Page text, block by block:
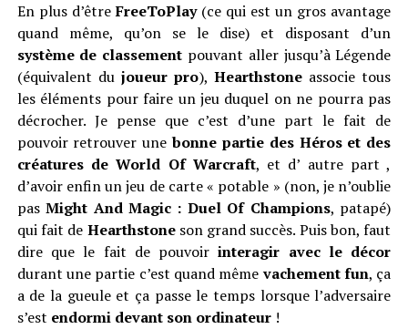
En plus d’êtreFreeToPlay(ce qui est un gros avantage
quand même, qu’on se le dise) et disposant d’un
système de classement pouvant aller jusqu’à Légende
(équivalent dujoueur pro), Hearthstoneassocie tous
les éléments pour faire un jeu duquel on ne pourra pas
décrocher. Je pense que c’est d’une part le fait de
pouvoir retrouver unebonne partie des Héros et des
créatures de World Of Warcraft, et d’ autre part ,
d’avoir enfin un jeu de carte « potable » (non, je n’oublie
pasMight And Magic : Duel Of Champions, patapé)
qui fait de Hearthstoneson grand succès. Puis bon, faut
dire que le fait de pouvoirinteragir avec le décor
durant une partie c’est quand mêmevachement fun, ça
a de la gueule et ça passe le temps lorsque l’adversaire
s’est endormi devant son ordinateur!